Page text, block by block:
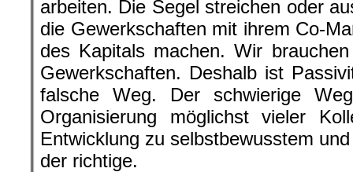
arbeiten. Die Segel streichen oder
die Gewerkschaften mit ihrem Co-
des Kapitals machen. Wir
Gewerkschaften. Deshalb ist
falsche Weg. Der schwierige
Organisierung möglichst vieler
Entwicklung zu selbstbewusstem
der richtige.